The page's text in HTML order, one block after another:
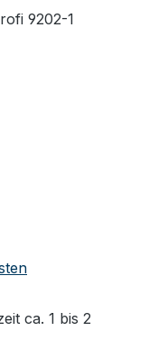
ca. 1 bis 2